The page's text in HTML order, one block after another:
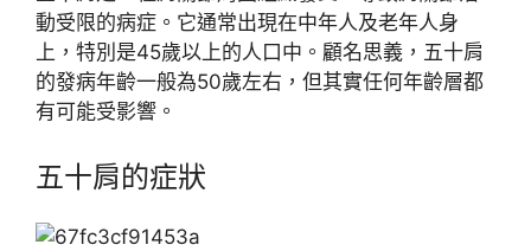
動受限的病症。它通常出現在中年人及老年人身
上，特別是45歲以上的人口中。顧名思義，五十肩
的發病年齡一般為50歲左右，但其實任何年齡層都
有可能受影響。
五十肩的症狀